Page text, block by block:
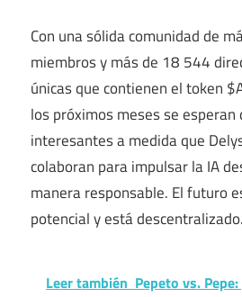
Con una sólida comunidad de
miembros y más de 18 544
únicas que contienen el token
los próximos meses se
interesantes a medida que
colaboran para impulsar la IA
manera responsable. El futuro
potencial y está descentralizado.
Leer también Pepeto vs.